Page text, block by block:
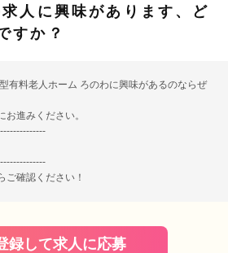
人に興味があります、ど
すか？
有料老人ホーム ろのわに興味があるのならぜ
進みください。
ご確認ください！
録して求人に応募